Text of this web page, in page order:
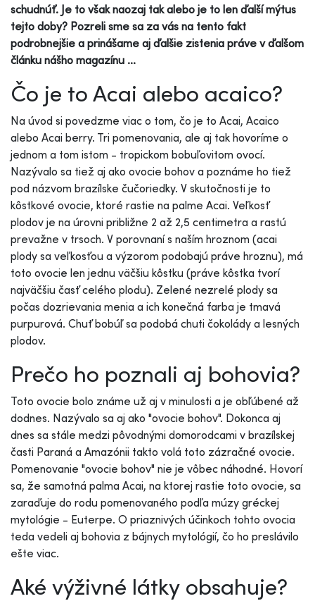
schudnúť. Je to však naozaj tak alebo je to len ďalší mýtus
tejto doby? Pozreli sme sa za vás na tento fakt
podrobnejšie a prinášame aj ďalšie zistenia práve v ďalšom
článku nášho magazínu ...
Čo je to Acai alebo acaico?
Na úvod si povedzme viac o tom, čo je to Acai, Acaico
alebo Acai berry. Tri pomenovania, ale aj tak hovoríme o
jednom a tom istom - tropickom bobuľovitom ovocí.
Nazývalo sa tiež aj ako ovocie bohov a poznáme ho tiež
pod názvom brazílske čučoriedky. V skutočnosti je to
kôstkové ovocie, ktoré rastie na palme Acai. Veľkosť
plodov je na úrovni približne 2 až 2,5 centimetra a rastú
prevažne v trsoch. V porovnaní s naším hroznom (acai
plody sa veľkosťou a výzorom podobajú práve hroznu), má
toto ovocie len jednu väčšiu kôstku (práve kôstka tvorí
najväčšiu časť celého plodu). Zelené nezrelé plody sa
počas dozrievania menia a ich konečná farba je tmavá
purpurová. Chuť bobúľ sa podobá chuti čokolády a lesných
plodov.
Prečo ho poznali aj bohovia?
Toto ovocie bolo známe už aj v minulosti a je obľúbené až
dodnes. Nazývalo sa aj ako "ovocie bohov". Dokonca aj
dnes sa stále medzi pôvodnými domorodcami v brazílskej
časti Paraná a Amazónii takto volá toto zázračné ovocie.
Pomenovanie "ovocie bohov" nie je vôbec náhodné. Hovorí
sa, že samotná palma Acai, na ktorej rastie toto ovocie, sa
zaraďuje do rodu pomenovaného podľa múzy gréckej
mytológie - Euterpe. O priaznivých účinkoch tohto ovocia
teda vedeli aj bohovia z bájnych mytológií, čo ho preslávilo
ešte viac.
Aké výživné látky obsahuje?